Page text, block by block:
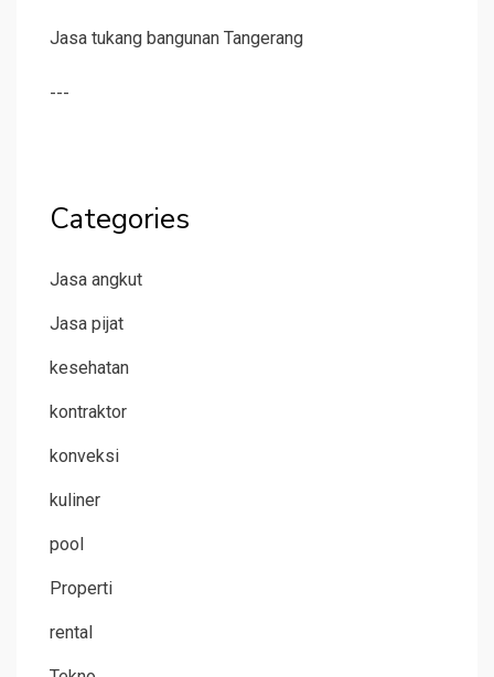
Jasa tukang bangunan Tangerang
---
Categories
Jasa angkut
Jasa pijat
kesehatan
kontraktor
konveksi
kuliner
pool
Properti
rental